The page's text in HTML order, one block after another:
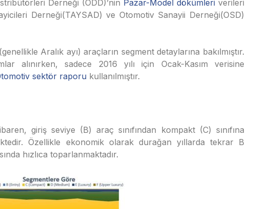
Derneği (ODD)’nin Pazar-Model dökümleri verileri
Derneği(TAYSAD) ve Otomotiv Sanayii Derneği(OSD)
Aralık ayı) araçların segment detaylarına bakılmıştır.
alınırken, sadece 2016 yılı için Ocak-Kasım verisine
sektör raporu kullanılmıştır.
giriş seviye (B) araç sınıfından kompakt (C) sınıfına
Özellikle ekonomik olarak durağan yıllarda tekrar B
hızlıca toparlanmaktadır.